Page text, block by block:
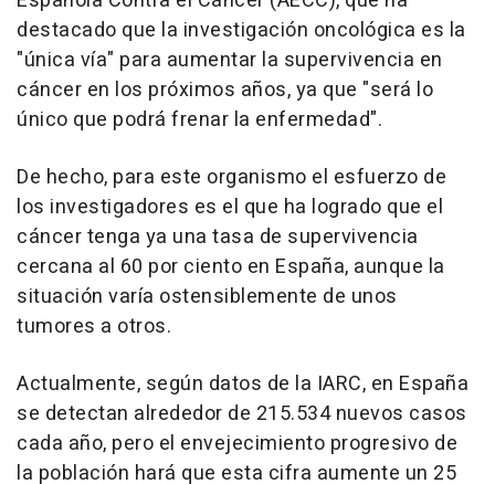
destacado que la investigación oncológica es la
"única vía" para aumentar la supervivencia en
cáncer en los próximos años, ya que "será lo
único que podrá frenar la enfermedad".
De hecho, para este organismo el esfuerzo de
los investigadores es el que ha logrado que el
cáncer tenga ya una tasa de supervivencia
cercana al 60 por ciento en España, aunque la
situación varía ostensiblemente de unos
tumores a otros.
Actualmente, según datos de la IARC, en España
se detectan alrededor de 215.534 nuevos casos
cada año, pero el envejecimiento progresivo de
la población hará que esta cifra aumente un 25